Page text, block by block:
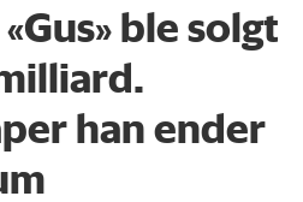
ble solgt
han ender